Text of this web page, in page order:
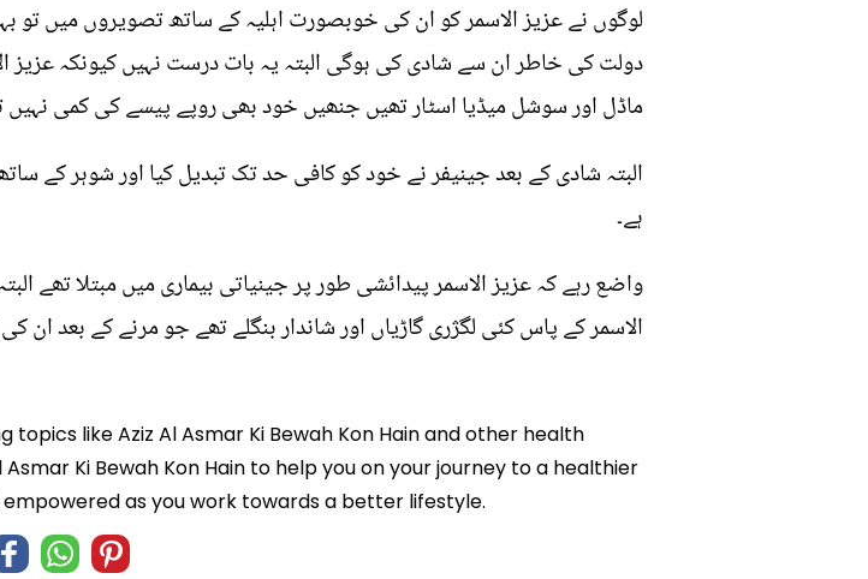
لوگوں نے عزیز الاسمر کو ان کی خوبصورت اہلیہ کے ساتھ تصویروں میں تو
دولت کی خاطر ان سے شادی کی ہوگی البتہ یہ بات درست نہیں کیونکہ عزیز
ماڈل اور سوشل میڈیا اسٹار تھیں جنھیں خود بھی روپے پیسے کی کمی نہیں
البتہ شادی کے بعد جینیفر نے خود کو کافی حد تک تبدیل کیا اور شوہر کے
ہے۔
واضع رہے کہ عزیز الاسمر پیدائشی طور پر جینیاتی بیماری میں مبتلا تھے
الاسمر کے پاس کئی لگژری گاڑیاں اور شاندار بنگلے تھے جو مرنے کے بعد ان
like Aziz Al Asmar Ki Bewah Kon Hain and other health
Ki Bewah Kon Hain to help you on your journey to a healthier
as you work towards a better lifestyle.